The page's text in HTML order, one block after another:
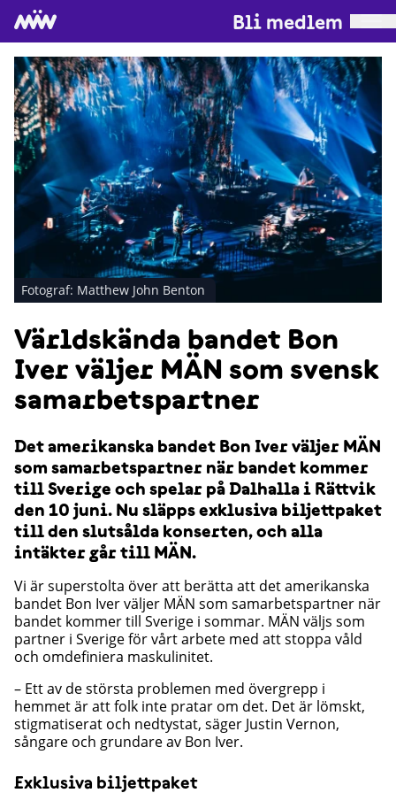
Bli medlem
Fotograf: Matthew John Benton
Världskända bandet Bon
Iver väljer MÄN som svensk
samarbetspartner
Det amerikanska bandet Bon Iver väljer MÄN
som samarbetspartner när bandet kommer
till Sverige och spelar på Dalhalla i Rättvik
den 10 juni. Nu släpps exklusiva biljettpaket
till den slutsålda konserten, och alla
intäkter går till MÄN.
Vi är superstolta över att berätta att det amerikanska
bandet Bon Iver väljer MÄN som samarbetspartner när
bandet kommer till Sverige i sommar. MÄN väljs som
partner i Sverige för vårt arbete med att stoppa våld
och omdefiniera maskulinitet.
– Ett av de största problemen med övergrepp i
hemmet är att folk inte pratar om det. Det är lömskt,
stigmatiserat och nedtystat, säger Justin Vernon,
sångare och grundare av Bon Iver.
Exklusiva biljettpaket